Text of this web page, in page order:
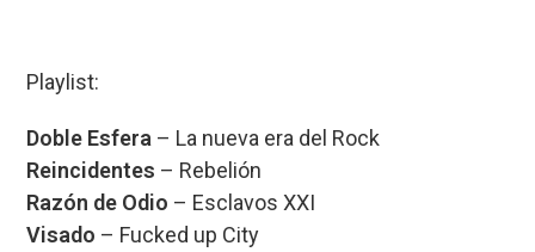
Playlist:
Doble Esfera – La nueva era del Rock
Reincidentes – Rebelión
Razón de Odio – Esclavos XXI
Visado – Fucked up City